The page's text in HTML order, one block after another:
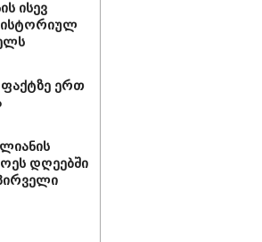
ისევ
ისტორიულ
ერთ
დღეებში